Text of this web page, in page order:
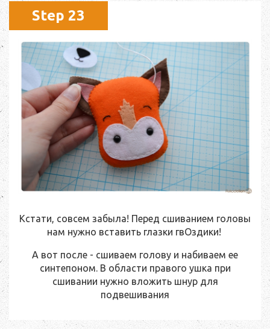
Step 23
Кстати, совсем забыла! Перед сшиванием головы
нам нужно вставить глазки гвОздики!
А вот после - сшиваем голову и набиваем ее
синтепоном. В области правого ушка при
сшивании нужно вложить шнур для
подвешивания